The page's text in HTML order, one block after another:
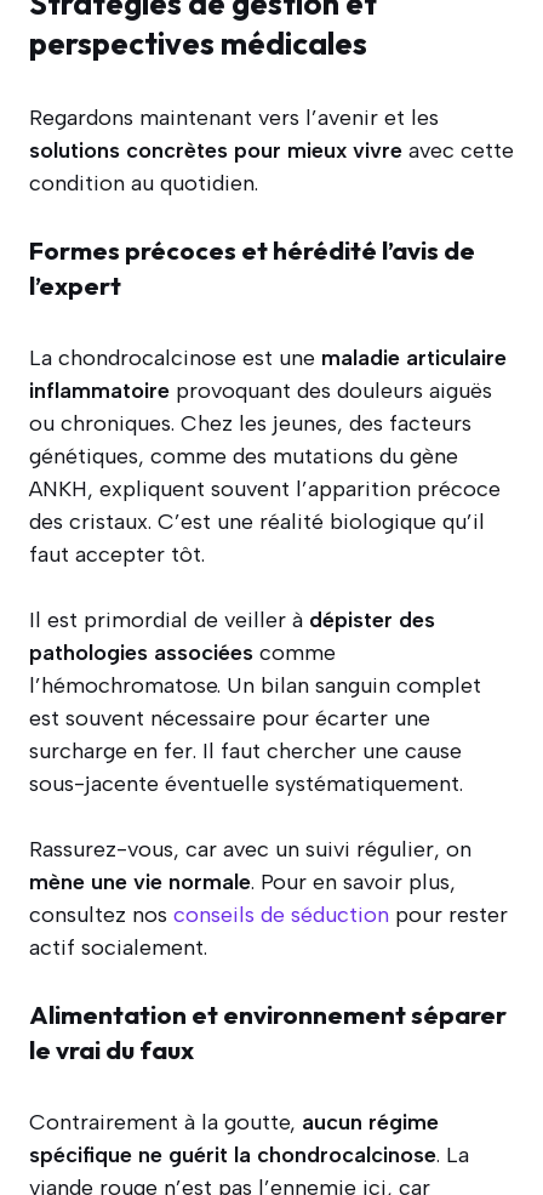
perspectives médicales
Regardons maintenant vers l’avenir et les
solutions concrètes pour mieux vivre avec cette
condition au quotidien.
Formes précoces et hérédité l’avis de
l’expert
La chondrocalcinose est une maladie articulaire
inflammatoire provoquant des douleurs aiguës
ou chroniques. Chez les jeunes, des facteurs
génétiques, comme des mutations du gène
ANKH, expliquent souvent l’apparition précoce
des cristaux. C’est une réalité biologique qu’il
faut accepter tôt.
Il est primordial de veiller à dépister des
pathologies associées comme
l’hémochromatose. Un bilan sanguin complet
est souvent nécessaire pour écarter une
surcharge en fer. Il faut chercher une cause
sous-jacente éventuelle systématiquement.
Rassurez-vous, car avec un suivi régulier, on
mène une vie normale. Pour en savoir plus,
consultez nos conseils de séduction pour rester
actif socialement.
Alimentation et environnement séparer
le vrai du faux
Contrairement à la goutte, aucun régime
spécifique ne guérit la chondrocalcinose. La
viande rouge n’est pas l’ennemie ici, car